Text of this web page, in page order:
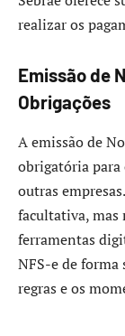
realizar os
Emissão de
Obrigações
A emissão de
obrigatória para
outras
facultativa, mas
ferramentas
NFS-e de forma
regras e os